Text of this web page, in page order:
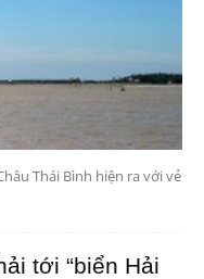
Thái Bình hiện ra với vẻ
tới “biển Hải